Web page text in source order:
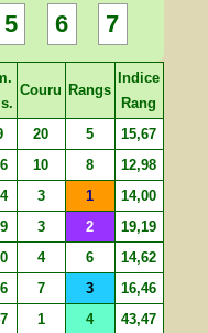
5 6 7
Couru Rangs
Indice
Rang
20 5 15,67
10 8 12,98
3 1 14,00
3 2 19,19
4 6 14,62
7 3 16,46
1 4 43,47